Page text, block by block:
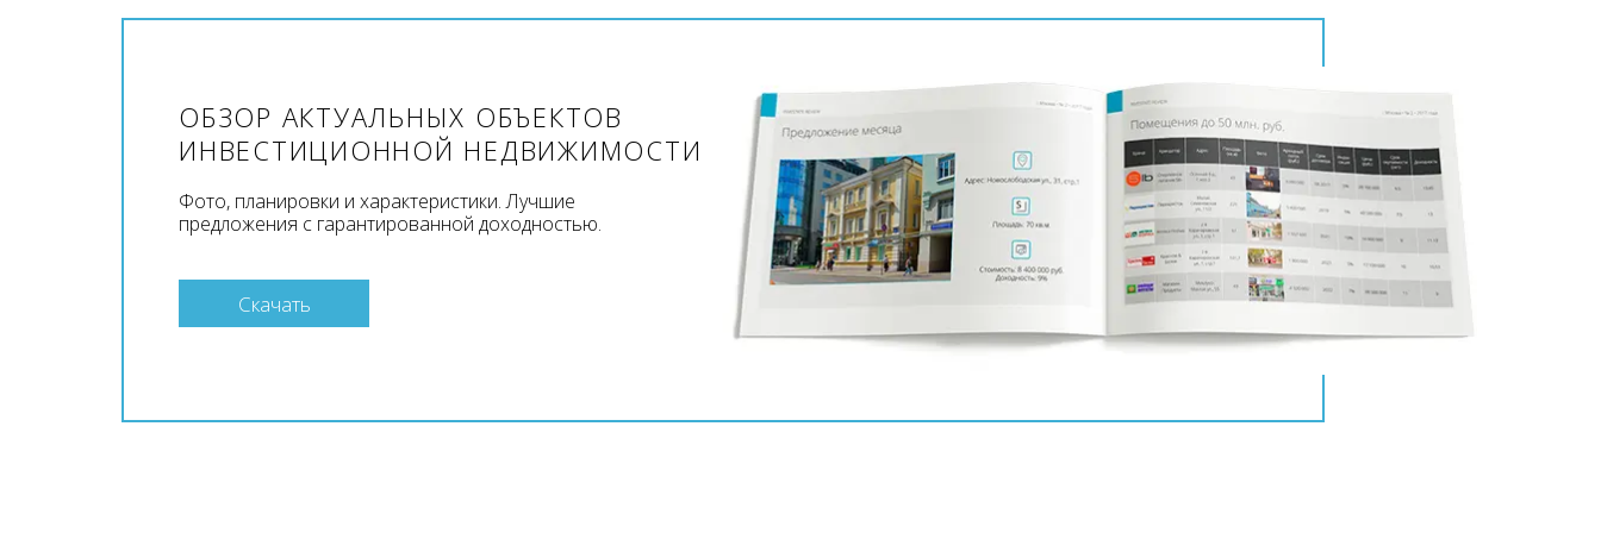
ОБЗОР АКТУАЛЬНЫХ ОБЪЕКТОВ
ИНВЕСТИЦИОННОЙ НЕДВИЖИМОСТИ
Фото, планировки и характеристики. Лучшие
предложения с гарантированной доходностью.
Скачать